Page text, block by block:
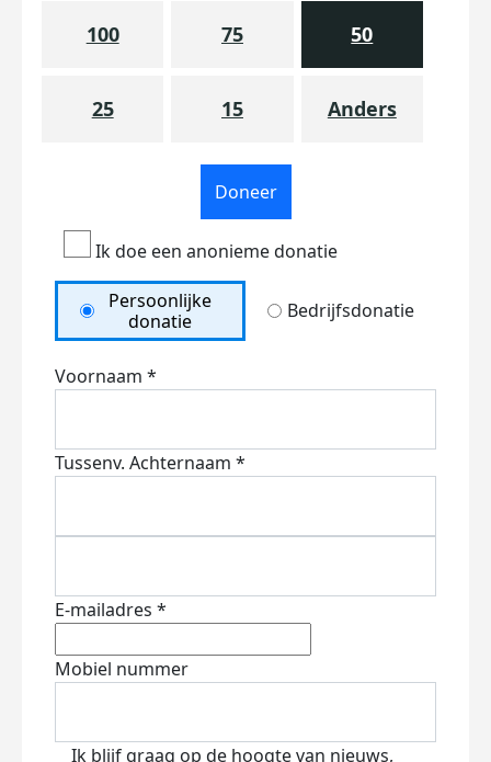
100 75 50
25 15 Anders
Doneer
Ik doe een anonieme donatie
Persoonlijke
donatie
Bedrijfsdonatie
Voornaam *
Tussenv. Achternaam *
E-mailadres *
Mobiel nummer
Ik blijf graag op de hoogte van nieuws,